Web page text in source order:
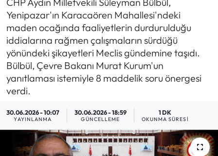
Yenipazar'ın Karacaören Mahallesi'ndeki
maden ocağında faaliyetlerin durdurulduğu
iddialarına rağmen çalışmaların sürdüğü
yönündeki şikayetleri Meclis gündemine taşıdı.
Bülbül, Çevre Bakanı Murat Kurum'un
yanıtlaması istemiyle 8 maddelik soru önergesi
verdi.
30.06.2026 - 10:07
YAYINLANMA
30.06.2026 - 18:59
GÜNCELLEME
1 DK
OKUNMA SÜRESI
MAGAZİN
SAĞLIK
SİYASET
SPOR
TARIM
TURİZM